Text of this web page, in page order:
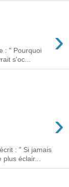
›
: " Pourquoi
s'oc...
›
: " Si jamais
éclair...